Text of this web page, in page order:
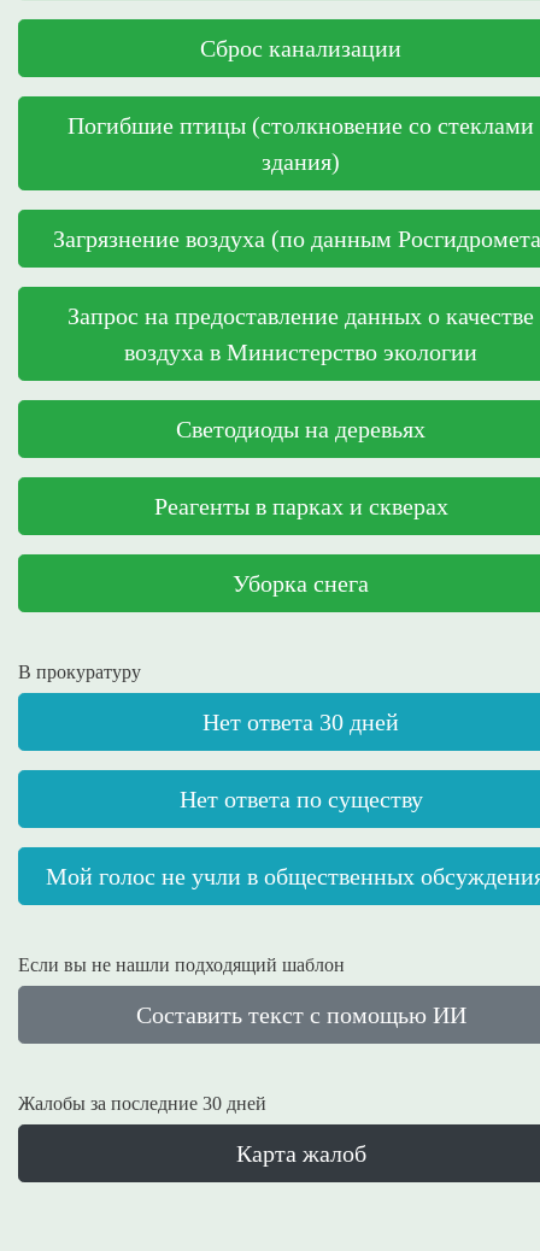
Сброс канализации
Погибшие птицы (столкновение со стеклами
здания)
Загрязнение воздуха (по данным
Запрос на предоставление данных о качестве
воздуха в Министерство экологии
Светодиоды на деревьях
Реагенты в парках и скверах
Уборка снега
В прокуратуру
Нет ответа 30 дней
Нет ответа по существу
Мой голос не учли в общественных
Если вы не нашли подходящий шаблон
Составить текст с помощью ИИ
Жалобы за последние 30 дней
Карта жалоб